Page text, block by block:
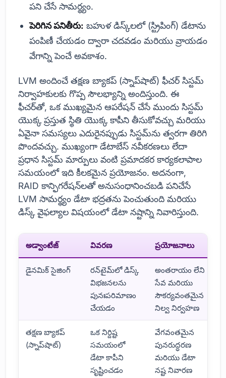
పని చేసే సామర్థ్యం.
పెరిగిన పనితీరు: బహుళ డిస్క్‌లలో (స్ట్రిపింగ్) డేటాను
పంపిణీ చేయడం ద్వారా చదవడం మరియు వ్రాయడం
వేగాన్ని పెంచే అవకాశం.
LVM అందించే తక్షణ బ్యాకప్ (స్నాప్‌షాట్) ఫీచర్ సిస్టమ్
నిర్వాహకులకు గొప్ప సౌలభ్యాన్ని అందిస్తుంది. ఈ
ఫీచర్‌తో, ఒక ముఖ్యమైన ఆపరేషన్ చేసే ముందు సిస్టమ్
యొక్క ప్రస్తుత స్థితి యొక్క కాపీని తీసుకోవచ్చు మరియు
ఏవైనా సమస్యలు ఎదురైనప్పుడు సిస్టమ్‌ను త్వరగా తిరిగి
పొందవచ్చు. ముఖ్యంగా డేటాబేస్ నవీకరణలు లేదా
ప్రధాన సిస్టమ్ మార్పులు వంటి ప్రమాదకర కార్యకలాపాల
సమయంలో ఇది కీలకమైన ప్రయోజనం. అదనంగా,
RAID కాన్ఫిగరేషన్‌లతో అనుసంధానించబడి పనిచేసే
LVM సామర్థ్యం డేటా భద్రతను పెంచుతుంది మరియు
డిస్క్ వైఫల్యాల విషయంలో డేటా నష్టాన్ని నివారిస్తుంది.
అడ్వాంటేజ్ వివరణ ప్రయోజనాలు
డైనమిక్ సైజింగ్
రన్‌టైమ్‌లో డిస్క్
విభజనలను
పునఃపరిమాణం
చేయడం
అంతరాయం లేని
సేవ మరియు
సౌకర్యవంతమైన
నిల్వ నిర్వహణ
తక్షణ బ్యాకప్
(స్నాప్‌షాట్)
ఒక నిర్దిష్ట
సమయంలో
డేటా కాపీని
సృష్టించడం
వేగవంతమైన
పునరుద్ధరణ
మరియు డేటా
నష్ట నివారణ